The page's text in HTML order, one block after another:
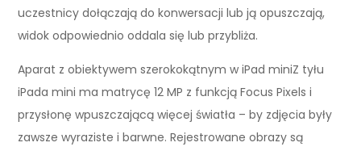
uczestnicy dołączają do konwersacji lub ją opuszczają,
widok odpowiednio oddala się lub przybliża.
Aparat z obiektywem szeroko­kątnym w iPad miniZ tyłu
iPada mini ma matrycę 12 MP z funkcją Focus Pixels i
przysłonę wpuszczającą więcej światła – by zdjęcia były
zawsze wyraziste i barwne. Rejestrowane obrazy są